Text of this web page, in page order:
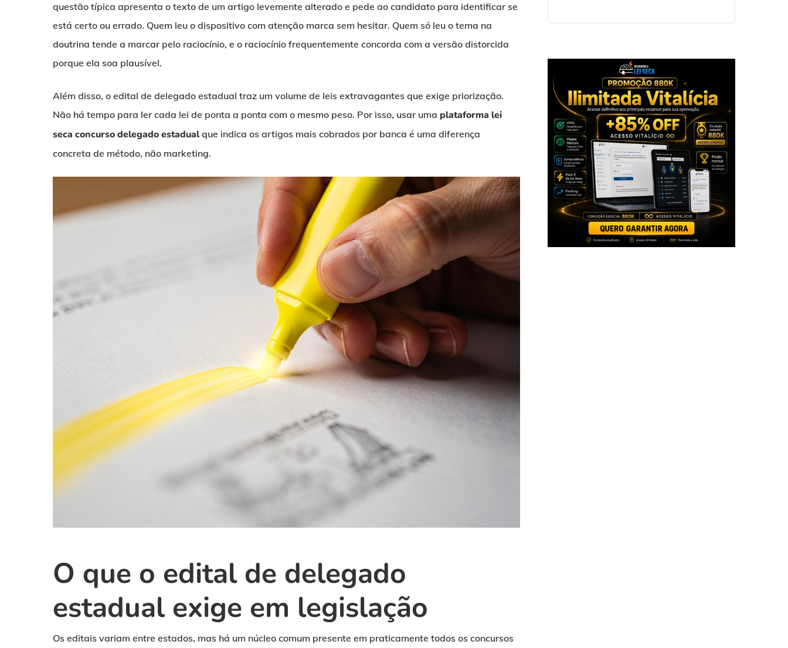
questão típica apresenta o texto de um artigo levemente alterado e pede ao candidato para identificar se
está certo ou errado. Quem leu o dispositivo com atenção marca sem hesitar. Quem só leu o tema na
doutrina tende a marcar pelo raciocínio, e o raciocínio frequentemente concorda com a versão distorcida
porque ela soa plausível.
Além disso, o edital de delegado estadual traz um volume de leis extravagantes que exige priorização.
Não há tempo para ler cada lei de ponta a ponta com o mesmo peso. Por isso, usar uma plataforma lei
seca concurso delegado estadualque indica os artigos mais cobrados por banca é uma diferença
concreta de método, não marketing.
O que o edital de delegado
estadual exige em legislação
Os editais variam entre estados, mas há um núcleo comum presente em praticamente todos os concursos